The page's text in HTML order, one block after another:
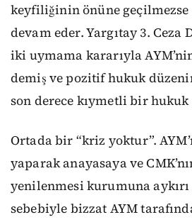
keyfiliğinin önüne
devam eder. Yargıtay 3.
iki uymama kararıyla
demiş ve pozitif hukuk
son derece kıymetli bir hukuk
Ortada bir “kriz yoktur”.
yaparak anayasaya ve
yenilenmesi kurumuna
sebebiyle bizzat AYM